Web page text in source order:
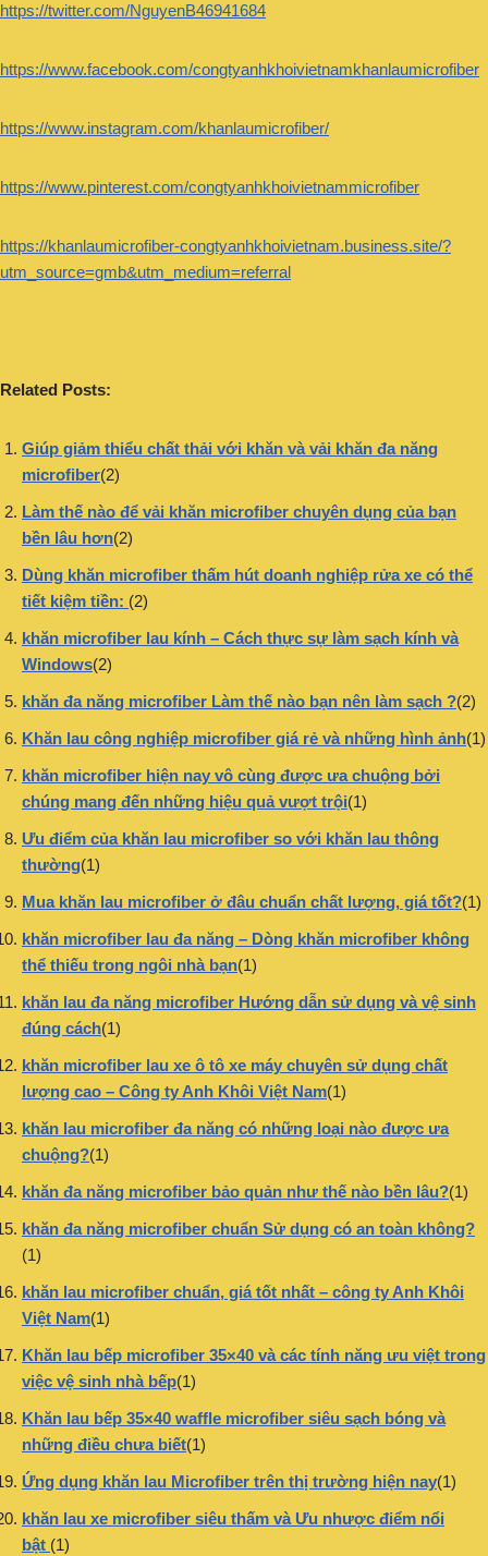
https://twitter.com/NguyenB46941684
https://www.facebook.com/congtyanhkhoivietnamkhanlaumicrofiber
https://www.instagram.com/khanlaumicrofiber/
https://www.pinterest.com/congtyanhkhoivietnammicrofiber
https://khanlaumicrofiber-congtyanhkhoivietnam.business.site/?
utm_source=gmb&utm_medium=referral
Related Posts:
Giúp giảm thiểu chất thải với khăn và vải khăn đa năng
microfiber(2)
Làm thế nào để vải khăn microfiber chuyên dụng của bạn
bền lâu hơn(2)
Dùng khăn microfiber thấm hút doanh nghiệp rửa xe có thể
tiết kiệm tiền: (2)
khăn microfiber lau kính – Cách thực sự làm sạch kính và
Windows(2)
khăn đa năng microfiber Làm thế nào bạn nên làm sạch ?(2)
Khăn lau công nghiệp microfiber giá rẻ và những hình ảnh(1)
khăn microfiber hiện nay vô cùng được ưa chuộng bởi
chúng mang đến những hiệu quả vượt trội(1)
Ưu điểm của khăn lau microfiber so với khăn lau thông
thường(1)
Mua khăn lau microfiber ở đâu chuẩn chất lượng, giá tốt?(1)
khăn microfiber lau đa năng – Dòng khăn microfiber không
thể thiếu trong ngôi nhà bạn(1)
khăn lau đa năng microfiber Hướng dẫn sử dụng và vệ sinh
đúng cách(1)
khăn microfiber lau xe ô tô xe máy chuyên sử dụng chất
lượng cao – Công ty Anh Khôi Việt Nam(1)
khăn lau microfiber đa năng có những loại nào được ưa
chuộng?(1)
khăn đa năng microfiber bảo quản như thế nào bền lâu?(1)
khăn đa năng microfiber chuẩn Sử dụng có an toàn không?
(1)
khăn lau microfiber chuẩn, giá tốt nhất – công ty Anh Khôi
Việt Nam(1)
Khăn lau bếp microfiber 35×40 và các tính năng ưu việt trong
việc vệ sinh nhà bếp(1)
Khăn lau bếp 35×40 waffle microfiber siêu sạch bóng và
những điều chưa biết(1)
Ứng dụng khăn lau Microfiber trên thị trường hiện nay(1)
khăn lau xe microfiber siêu thấm và Ưu nhược điểm nổi
bật (1)